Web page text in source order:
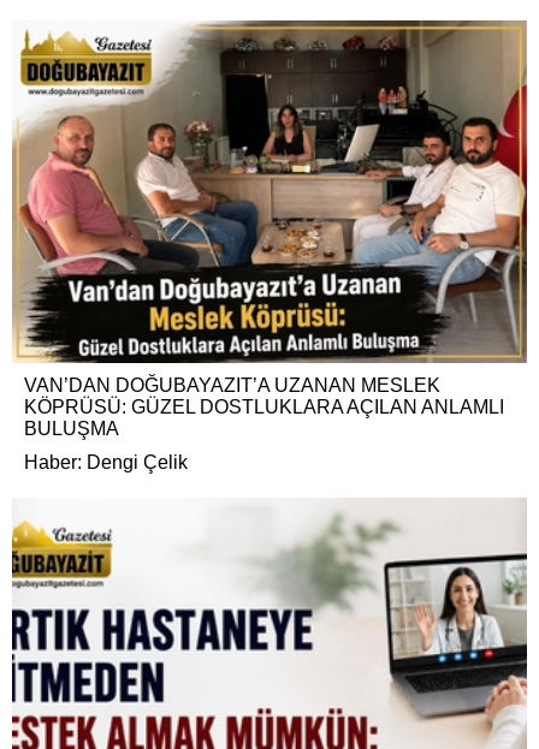
VAN’DAN DOĞUBAYAZIT’A UZANAN MESLEK
KÖPRÜSÜ: GÜZEL DOSTLUKLARA AÇILAN ANLAMLI
BULUŞMA
Haber: Dengi Çelik